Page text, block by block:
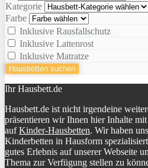
Kategorie
Farbe
Inklusive Rausfallschutz
Inklusive Lattenrost
Inklusive Matratze
Hausbetten suchen
Ihr Hausbett.de
Hausbett.de ist nicht irgendeine
präsentieren wir Ihnen hier Inhalte
aufKinder-Hausbetten. Wir haben
Kinderbetten in Hausform
gutes Erlebnis auf unserer Webseite
Thema zur Verfügung stellen zu